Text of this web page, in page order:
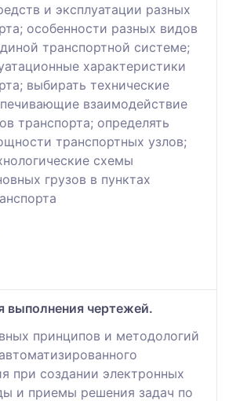
и эксплуатации разных
особенности разных видов
транспортной системе;
характеристики
выбирать технические
взаимодействие
транспорта; определять
транспортных узлов;
схемы
грузов в пунктах
выполнения чертежей.
принципов и методологий
при создании электронных
и приемы решения задач по